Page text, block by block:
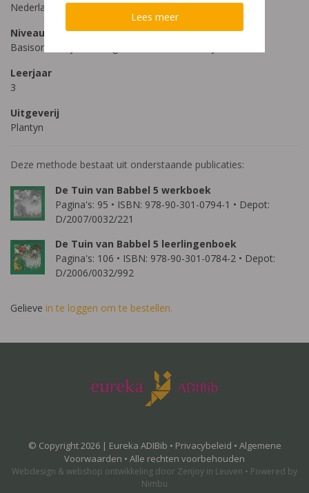
Nederlands
Niveau
Basisonderwijs, Buitengewoon Basisonderwijs
Leerjaar
3
Uitgeverij
Plantyn
Deze methode bestaat uit onderstaande publicaties:
De Tuin van Babbel 5 werkboek
Pagina's: 95 • ISBN: 978-90-301-0794-1 • Depot:
D/2007/0032/221
De Tuin van Babbel 5 leerlingenboek
Pagina's: 106 • ISBN: 978-90-301-0784-2 • Depot:
D/2006/0032/992
Gelieve in te loggen om te bestellen.
© Copyright 2026 | Eureka ADIBib • Privacybeleid • Algemene
Voorwaarden • Alle rechten voorbehouden
Webdesign & webshop ontwikkeling door Zenjoy in Leuven • Powered by
Nimbu
Lees meer